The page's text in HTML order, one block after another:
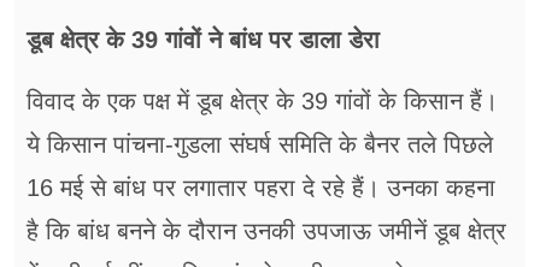
डूब क्षेत्र के 39 गांवों ने बांध पर डाला डेरा
विवाद के एक पक्ष में डूब क्षेत्र के 39 गांवों के किसान हैं।
ये किसान पांचना-गुडला संघर्ष समिति के बैनर तले पिछले
16 मई से बांध पर लगातार पहरा दे रहे हैं। उनका कहना
है कि बांध बनने के दौरान उनकी उपजाऊ जमीनें डूब क्षेत्र